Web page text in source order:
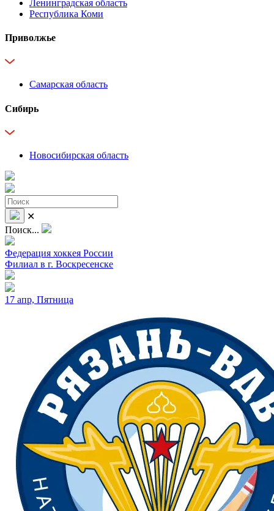
Ленинградская область
Республика Коми
Приволжье
Самарская область
Сибирь
Новосибирская область
✕
Поиск...
Федерация хоккея России
Филиал в г. Воскресенске
17 апр, Пятница